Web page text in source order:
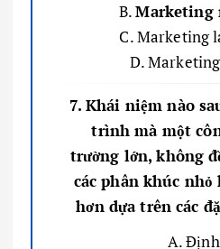
B.Marketing
C. Marketing
D.
7. Khái niệm nào
trình mà một
trường lớn, không
các phân khúc
hơn dựa trên các
A.